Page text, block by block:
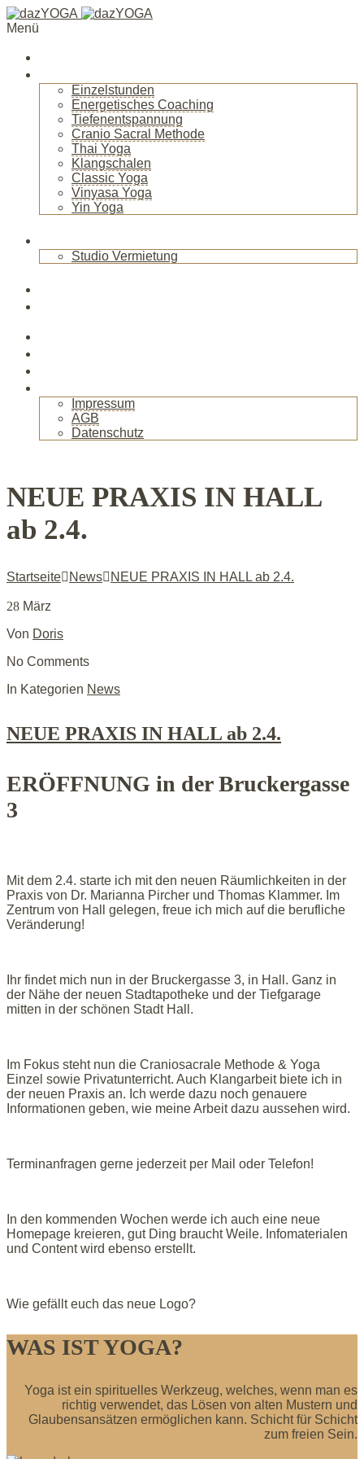
Menü
Einzelstunden
Energetisches Coaching
Tiefenentspannung
Cranio Sacral Methode
Thai Yoga
Klangschalen
Classic Yoga
Vinyasa Yoga
Yin Yoga
Studio Vermietung
Impressum
AGB
Datenschutz
NEUE PRAXIS IN HALL
ab 2.4.
Startseite News NEUE PRAXIS IN HALL ab 2.4.
28 März
Von Doris
No Comments
In Kategorien News
NEUE PRAXIS IN HALL ab 2.4.
ERÖFFNUNG in der Bruckergasse
3
Mit dem 2.4. starte ich mit den neuen Räumlichkeiten in der
Praxis von Dr. Marianna Pircher und Thomas Klammer. Im
Zentrum von Hall gelegen, freue ich mich auf die berufliche
Veränderung!
Ihr findet mich nun in der Bruckergasse 3, in Hall. Ganz in
der Nähe der neuen Stadtapotheke und der Tiefgarage
mitten in der schönen Stadt Hall.
Im Fokus steht nun die Craniosacrale Methode & Yoga
Einzel sowie Privatunterricht. Auch Klangarbeit biete ich in
der neuen Praxis an. Ich werde dazu noch genauere
Informationen geben, wie meine Arbeit dazu aussehen wird.
Terminanfragen gerne jederzeit per Mail oder Telefon!
In den kommenden Wochen werde ich auch eine neue
Homepage kreieren, gut Ding braucht Weile. Infomaterialen
und Content wird ebenso erstellt.
Wie gefällt euch das neue Logo?
WAS IST YOGA?
Yoga ist ein spirituelles Werkzeug, welches, wenn man es
richtig verwendet, das Lösen von alten Mustern und
Glaubensansätzen ermöglichen kann. Schicht für Schicht
zum freien Sein.